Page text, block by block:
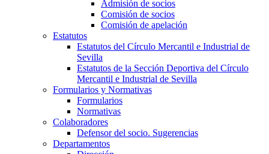
Admisión de socios
Comisión de socios
Comisión de apelación
Estatutos
Estatutos del Círculo Mercantil e Industrial de
Sevilla
Estatutos de la Sección Deportiva del Círculo
Mercantil e Industrial de Sevilla
Formularios y Normativas
Formularios
Normativas
Colaboradores
Defensor del socio. Sugerencias
Departamentos